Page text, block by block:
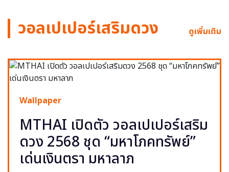
วอลเปเปอร์เสริมดวง ดูเพิ่มเติม
Wallpaper
MTHAI เปิดตัว วอลเปเปอร์เสริม
ดวง 2568 ชุด “มหาโภคทรัพย์”
เด่นเงินตรา มหาลาภ